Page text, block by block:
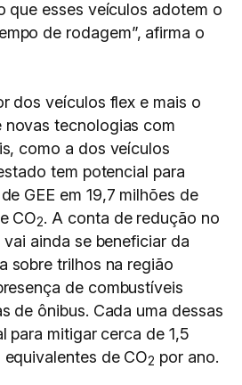
que esses veículos adotem o
de rodagem”, afirma o
dos veículos flex e mais o
tecnologias com
como a dos veículos
tem potencial para
GEE em 19,7 milhões de
CO2. A conta de redução no
ainda se beneficiar da
sobre trilhos na região
de combustíveis
de ônibus. Cada uma dessas
para mitigar cerca de 1,5
de CO2 por ano.